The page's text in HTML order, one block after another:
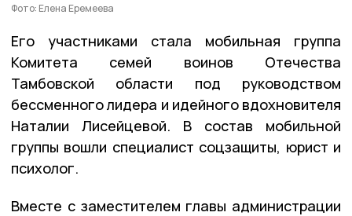
Фото: Елена Еремеева
Его участниками стала мобильная группа
Комитета семей воинов Отечества
Тамбовской области под руководством
бессменного лидера и идейного вдохновителя
Наталии Лисейцевой. В состав мобильной
группы вошли специалист соцзащиты, юрист и
психолог.
Вместе с заместителем главы администрации